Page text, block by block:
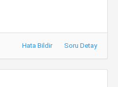
Hata Bildir Soru Detay